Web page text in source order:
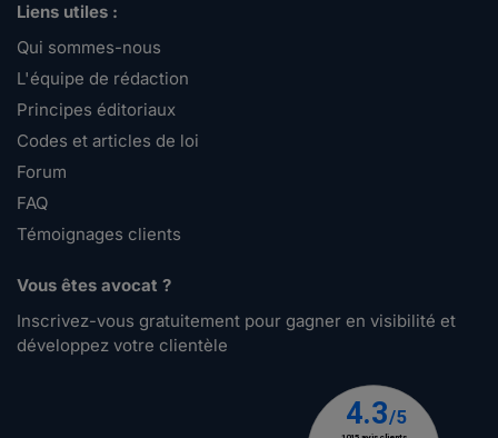
Liens utiles :
Qui sommes-nous
L'équipe de rédaction
Principes éditoriaux
Codes et articles de loi
Forum
FAQ
Témoignages clients
Vous êtes avocat ?
Inscrivez-vous gratuitement pour gagner en visibilité et
développez votre clientèle